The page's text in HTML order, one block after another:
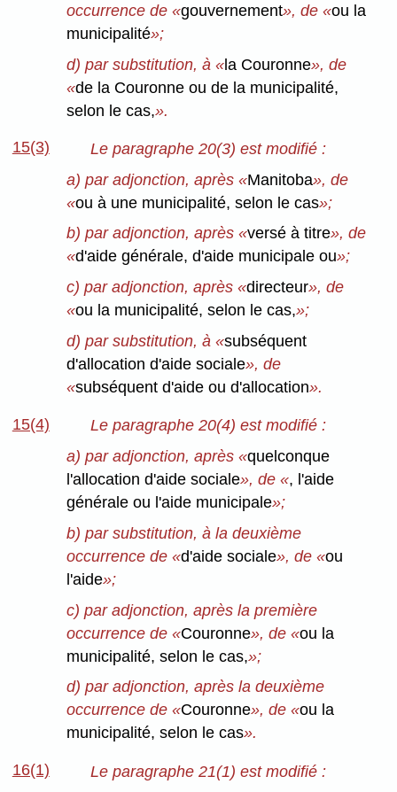
occurrence de «gouvernement», de «ou la
municipalité»;
d) par substitution, à «la Couronne», de
«de la Couronne ou de la municipalité,
selon le cas,».
15(3)
Le paragraphe 20(3) est modifié :
a) par adjonction, après «Manitoba», de
«ou à une municipalité, selon le cas»;
b) par adjonction, après «versé à titre», de
«d'aide générale, d'aide municipale ou»;
c) par adjonction, après «directeur», de
«ou la municipalité, selon le cas,»;
d) par substitution, à «subséquent
d'allocation d'aide sociale», de
«subséquent d'aide ou d'allocation».
15(4)
Le paragraphe 20(4) est modifié :
a) par adjonction, après «quelconque
l'allocation d'aide sociale», de «, l'aide
générale ou l'aide municipale»;
b) par substitution, à la deuxième
occurrence de «d'aide sociale», de «ou
l'aide»;
c) par adjonction, après la première
occurrence de «Couronne», de «ou la
municipalité, selon le cas,»;
d) par adjonction, après la deuxième
occurrence de «Couronne», de «ou la
municipalité, selon le cas».
16(1)
Le paragraphe 21(1) est modifié :